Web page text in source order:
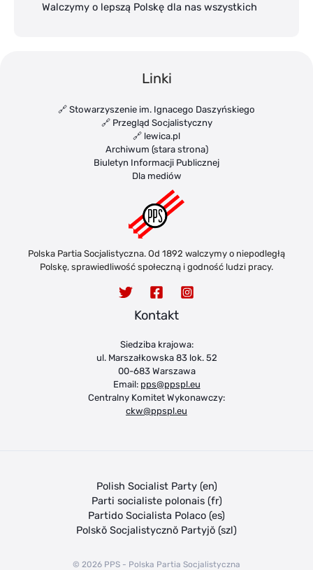
Walczymy o lepszą Polskę dla nas wszystkich
Linki
🔗 Stowarzyszenie im. Ignacego Daszyńskiego
🔗 Przegląd Socjalistyczny
🔗 lewica.pl
Archiwum (stara strona)
Biuletyn Informacji Publicznej
Dla mediów
Polska Partia Socjalistyczna. Od 1892 walczymy o niepodległą
Polskę, sprawiedliwość społeczną i godność ludzi pracy.
Kontakt
Siedziba krajowa:
ul. Marszałkowska 83 lok. 52
00-683 Warszawa
Email: pps@ppspl.eu
Centralny Komitet Wykonawczy:
ckw@ppspl.eu
Polish Socialist Party (en)
Parti socialiste polonais (fr)
Partido Socialista Polaco (es)
Polskŏ Socjalistycznŏ Partyjŏ (szl)
© 2026 PPS - Polska Partia Socjalistyczna